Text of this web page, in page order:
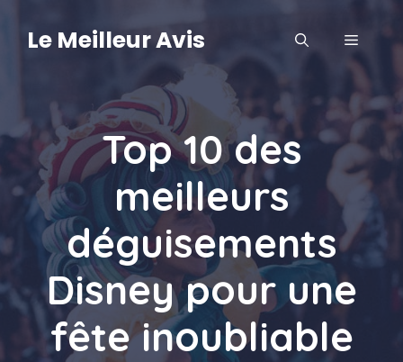
contenu
Le Meilleur Avis MENU
Top 10 des
meilleurs
déguisements
Disney pour une
fête inoubliable